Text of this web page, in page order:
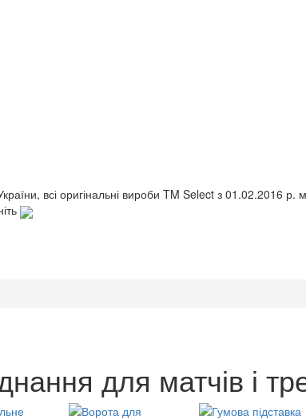
всі оригінальні вироби TM Select з 01.02.2016
для матчів і